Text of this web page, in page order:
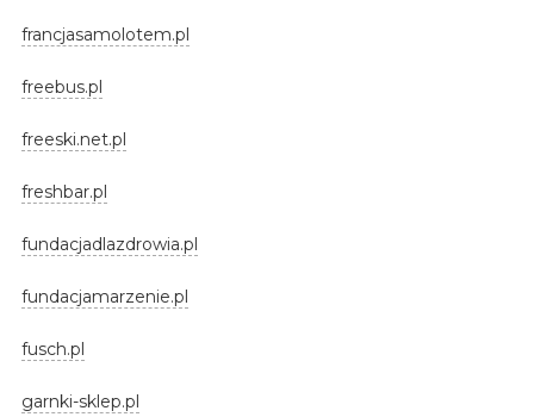
francjasamolotem.pl
freebus.pl
freeski.net.pl
freshbar.pl
fundacjadlazdrowia.pl
fundacjamarzenie.pl
fusch.pl
garnki-sklep.pl